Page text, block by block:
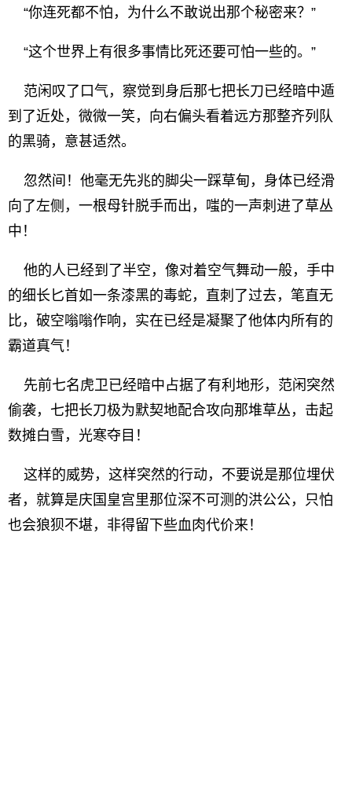
“你连死都不怕，为什么不敢说出那个秘密来？”
“这个世界上有很多事情比死还要可怕一些的。”
范闲叹了口气，察觉到身后那七把长刀已经暗中遁
到了近处，微微一笑，向右偏头看着远方那整齐列队
的黑骑，意甚适然。
忽然间！他毫无先兆的脚尖一踩草甸，身体已经滑
向了左侧，一根母针脱手而出，嗤的一声刺进了草丛
中！
他的人已经到了半空，像对着空气舞动一般，手中
的细长匕首如一条漆黑的毒蛇，直刺了过去，笔直无
比，破空嗡嗡作响，实在已经是凝聚了他体内所有的
霸道真气！
先前七名虎卫已经暗中占据了有利地形，范闲突然
偷袭，七把长刀极为默契地配合攻向那堆草丛，击起
数摊白雪，光寒夺目！
这样的威势，这样突然的行动，不要说是那位埋伏
者，就算是庆国皇宫里那位深不可测的洪公公，只怕
也会狼狈不堪，非得留下些血肉代价来！